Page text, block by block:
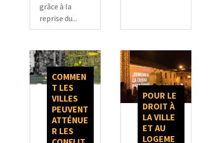
grâce à la
reprise du...
COMMEN
T LES
VILLES
PEUVENT
ATTÉNUE
R LES
POUR LE
DROIT À
LA VILLE
ET AU
LOGEME